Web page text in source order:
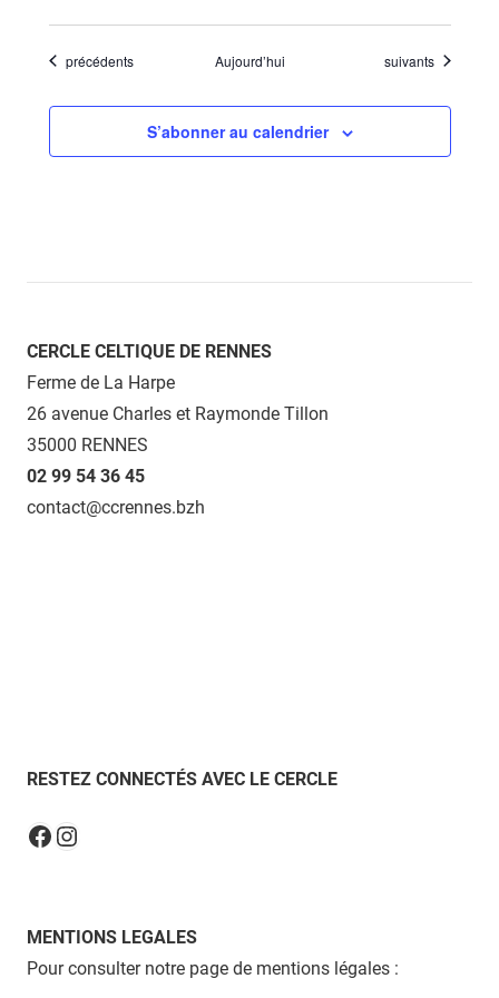
Évènements
précédents Aujourd’hui Évènements
suivants
S’abonner au calendrier
CERCLE CELTIQUE DE RENNES
Ferme de La Harpe
26 avenue Charles et Raymonde Tillon
35000 RENNES
02 99 54 36 45
contact@ccrennes.bzh
RESTEZ CONNECTÉS AVEC LE CERCLE
Facebook
Instagram
MENTIONS LEGALES
Pour consulter notre page de mentions légales :